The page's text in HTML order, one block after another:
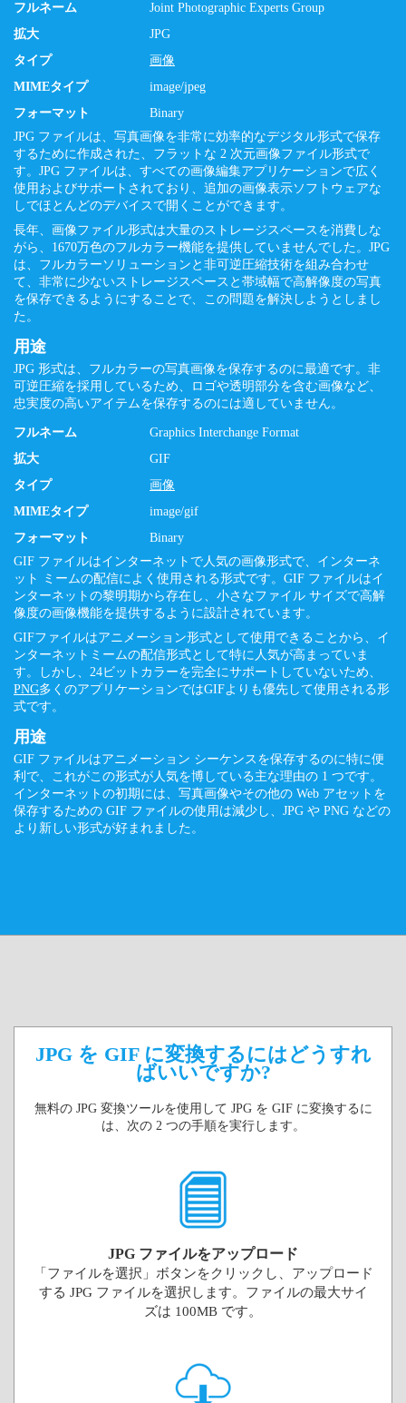
フルネーム
Joint Photographic Experts Group
拡大
JPG
タイプ
画像
MIMEタイプ
image/jpeg
フォーマット
Binary
JPG ファイルは、写真画像を非常に効率的なデジタル形式で保存
するために作成された、フラットな 2 次元画像ファイル形式で
す。JPG ファイルは、すべての画像編集アプリケーションで広く
使用およびサポートされており、追加の画像表示ソフトウェアな
しでほとんどのデバイスで開くことができます。
長年、画像ファイル形式は大量のストレージスペースを消費しな
がら、1670万色のフルカラー機能を提供していませんでした。JPG
は、フルカラーソリューションと非可逆圧縮技術を組み合わせ
て、非常に少ないストレージスペースと帯域幅で高解像度の写真
を保存できるようにすることで、この問題を解決しようとしまし
た。
用途
JPG 形式は、フルカラーの写真画像を保存するのに最適です。非
可逆圧縮を採用しているため、ロゴや透明部分を含む画像など、
忠実度の高いアイテムを保存するのには適していません。
フルネーム
Graphics Interchange Format
拡大
GIF
タイプ
画像
MIMEタイプ
image/gif
フォーマット
Binary
GIF ファイルはインターネットで人気の画像形式で、インターネ
ット ミームの配信によく使用される形式です。GIF ファイルはイ
ンターネットの黎明期から存在し、小さなファイル サイズで高解
像度の画像機能を提供するように設計されています。
GIFファイルはアニメーション形式として使用できることから、イ
ンターネットミームの配信形式として特に人気が高まっていま
す。しかし、24ビットカラーを完全にサポートしていないため、
PNG多くのアプリケーションではGIFよりも優先して使用される形
式です。
用途
GIF ファイルはアニメーション シーケンスを保存するのに特に便
利で、これがこの形式が人気を博している主な理由の 1 つです。
インターネットの初期には、写真画像やその他の Web アセットを
保存するための GIF ファイルの使用は減少し、JPG や PNG などの
より新しい形式が好まれました。
JPG を GIF に変換するにはどうすれ
ばいいですか?
無料の JPG 変換ツールを使用して JPG を GIF に変換するに
は、次の 2 つの手順を実行します。
JPG ファイルをアップロード
「ファイルを選択」ボタンをクリックし、アップロード
する JPG ファイルを選択します。ファイルの最大サイ
ズは 100MB です。